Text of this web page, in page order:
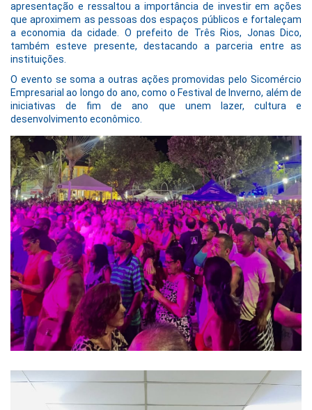
apresentação e ressaltou a importância de investir em ações
que aproximem as pessoas dos espaços públicos e fortaleçam
a economia da cidade. O prefeito de Três Rios, Jonas Dico,
também esteve presente, destacando a parceria entre as
instituições.
O evento se soma a outras ações promovidas pelo Sicomércio
Empresarial ao longo do ano, como o Festival de Inverno, além de
iniciativas de fim de ano que unem lazer, cultura e
desenvolvimento econômico.